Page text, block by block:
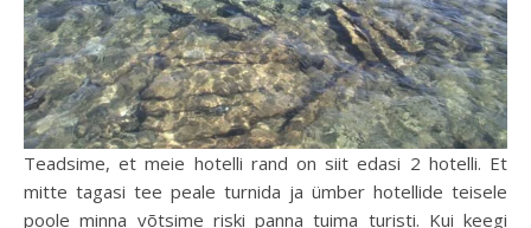
Teadsime, et meie hotelli rand on siit edasi 2 hotelli. Et
mitte tagasi tee peale turnida ja ümber hotellide teisele
poole minna võtsime riski panna tuima turisti. Kui keegi